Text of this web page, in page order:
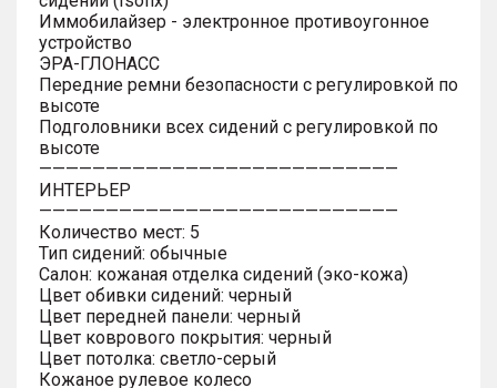
Иммобилайзер - электронное противоугонное
устройство
ЭРА-ГЛОНАСС
Передние ремни безопасности с регулировкой по
высоте
Подголовники всех сидений с регулировкой по
высоте
———————————————————————————
ИНТЕРЬЕР
———————————————————————————
Количество мест: 5
Тип сидений: обычные
Салон: кожаная отделка сидений (эко-кожа)
Цвет обивки сидений: черный
Цвет передней панели: черный
Цвет коврового покрытия: черный
Цвет потолка: светло-серый
Кожаное рулевое колесо